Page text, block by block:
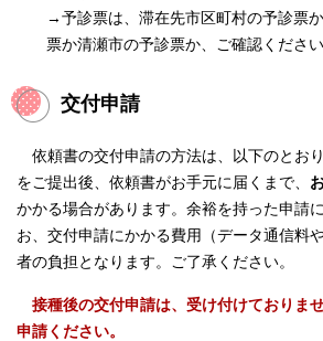
→予診票は、滞在先市区町村の予診票
票か清瀬市の予診票か、ご確認ください
交付申請
依頼書の交付申請の方法は、以下のとお
をご提出後、依頼書がお手元に届くまで、
かかる場合があります。余裕を持った申請
お、交付申請にかかる費用（データ通信料
者の負担となります。ご了承ください。
接種後の交付申請は、受け付けておりま
申請ください。